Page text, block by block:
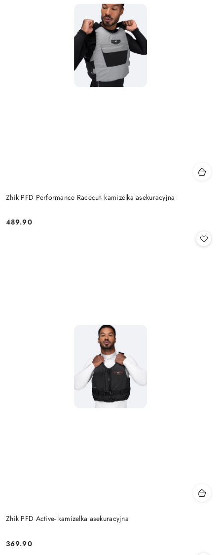
Zhik PFD Performance Racecut- kamizelka asekuracyjna
Cena:
489.90
Zhik PFD Active- kamizelka asekuracyjna
Cena:
369.90